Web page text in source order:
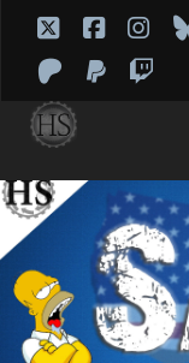
twitter
patreon
paypal